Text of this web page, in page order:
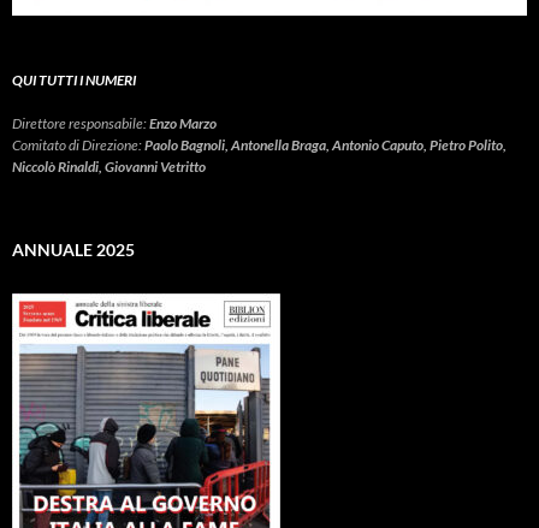
QUI TUTTI I NUMERI
Direttore responsabile:Enzo Marzo
Comitato di Direzione:Paolo Bagnoli, Antonella Braga, Antonio Caputo, Pietro Polito,
Niccolò Rinaldi, Giovanni Vetritto
ANNUALE 2025